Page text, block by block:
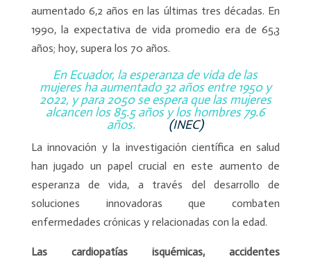
aumentado 6,2 años en las últimas tres décadas. En
1990, la expectativa de vida promedio era de 65,3
años; hoy, supera los 70 años.
En Ecuador, la esperanza de vida de las
mujeres ha aumentado 32 años entre 1950 y
2022, y para 2050 se espera que las mujeres
alcancen los 85.5 años y los hombres 79.6
años. (INEC)
La innovación y la investigación científica en salud
han jugado un papel crucial en este aumento de
esperanza de vida, a través del desarrollo de
soluciones innovadoras que combaten
enfermedades crónicas y relacionadas con la edad.
Las cardiopatías isquémicas, accidentes